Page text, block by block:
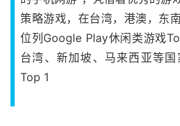
策略游戏，在台湾，港澳，东
位列Google Play休闲类游戏
台湾、新加坡、马来西亚等
Top 1